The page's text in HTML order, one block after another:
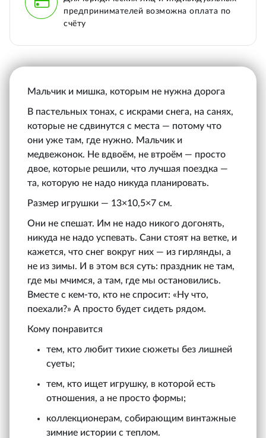
предпринимателей возможна оплата по
счёту
Мальчик и мишка, которым не нужна дорога
В пастельных тонах, с искрами снега, на санях,
которые не сдвинутся с места — потому что
они уже там, где нужно. Мальчик и
медвежонок. Не вдвоём, не втроём — просто
двое, которые решили, что лучшая поездка —
та, которую не надо никуда планировать.
Размер игрушки — 13×10,5×7 см.
Они не спешат. Им не надо никого догонять,
никуда не надо успевать. Сани стоят на ветке, и
кажется, что снег вокруг них — из гирлянды, а
не из зимы. И в этом вся суть: праздник не там,
где мы мчимся, а там, где мы остановились.
Вместе с кем-то, кто не спросит: «Ну что,
поехали?» А просто будет сидеть рядом.
Кому понравится
тем, кто любит тихие сюжеты без лишней
суеты;
тем, кто ищет игрушку, в которой есть
отношения, а не просто формы;
коллекционерам, собирающим винтажные
зимние истории с теплом.